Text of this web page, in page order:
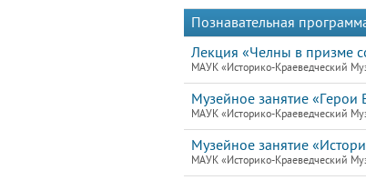
Познавательная
Лекция «Челны в призме
МАУК «Историко-Краеведческий
Музейное занятие
МАУК «Историко-Краеведческий
Музейное занятие
МАУК «Историко-Краеведческий